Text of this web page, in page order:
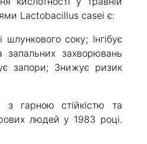
Lactobacillus casei є:
соку; Інгібує
запальних захворювань
запори; Знижує ризик
з гарною стійкістю та
людей у 1983 році.